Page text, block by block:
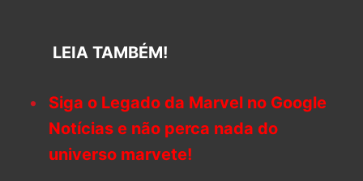
LEIA TAMBÉM!
Siga o Legado da Marvel no Google
Notícias e não perca nada do
universo marvete!